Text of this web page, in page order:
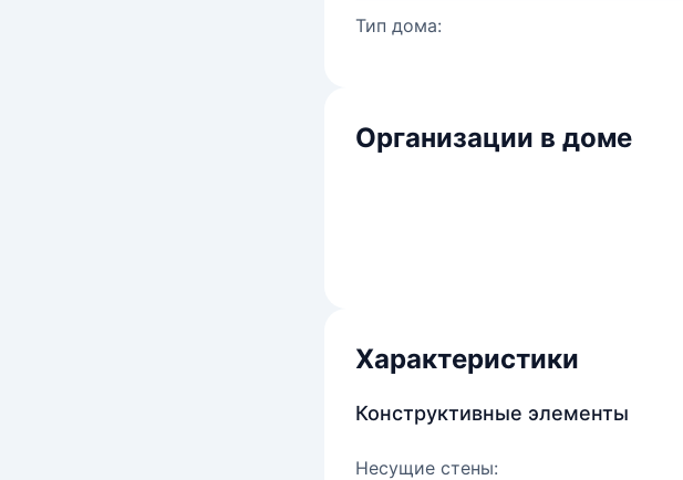
Тип дома:
Организации в доме
Характеристики
Конструктивные элементы
Несущие стены: